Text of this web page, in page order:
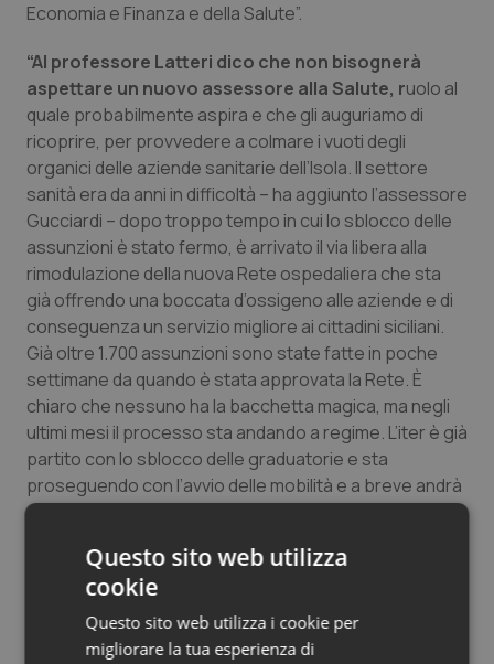
Quotidiano Oncologia
Quotidiano Pediatria
Rene & patologie urogenitali
Salute orale & impianti
Sangue & coagulazione
Tiroide
Tumore al seno
Tumore ovarico
Tumori del Polmone & Testa Collo
Ulcera & Reflusso
Vaccini
Economia e Finanza e della Salute”.
“Al professore Latteri dico che non bisognerà
aspettare un nuovo assessore alla Salute, ruolo al
quale probabilmente aspira e che gli auguriamo di
ricoprire, per provvedere a colmare i vuoti degli
organici delle aziende sanitarie dell’Isola. Il settore
sanità era da anni in difficoltà – ha aggiunto l’assessore
Gucciardi – dopo troppo tempo in cui lo sblocco delle
assunzioni è stato fermo, è arrivato il via libera alla
rimodulazione della nuova Rete ospedaliera che sta
già offrendo una boccata d’ossigeno alle aziende e di
conseguenza un servizio migliore ai cittadini siciliani.
Già oltre 1.700 assunzioni sono state fatte in poche
settimane da quando è stata approvata la Rete. È
chiaro che nessuno ha la bacchetta magica, ma negli
ultimi mesi il processo sta andando a regime. L’iter è già
partito con lo sblocco delle graduatorie e sta
proseguendo con l’avvio delle mobilità e a breve andrà
avanti con l’indizione di nuovi concorsi”.
“È chiaro – ha concluso Gucciardi – che andando
nei vari ospedali siciliani si troveranno eccellenze
ma anche qualche disservizio, che però sparirà non
appena la nuova riforma sanitaria andrà a pieno
Questo sito web utilizza
cookie
Questo sito web utilizza i cookie per
migliorare la tua esperienza di